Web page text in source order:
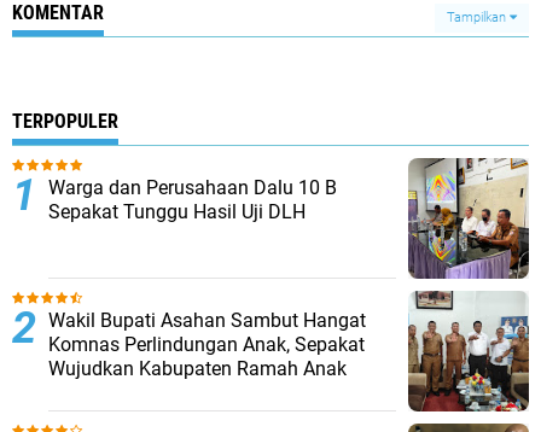
KOMENTAR Tampilkan
TERPOPULER
Warga dan Perusahaan Dalu 10 B
Sepakat Tunggu Hasil Uji DLH
Wakil Bupati Asahan Sambut Hangat
Komnas Perlindungan Anak, Sepakat
Wujudkan Kabupaten Ramah Anak